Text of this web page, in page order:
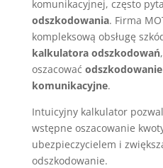
komunikacyjnej, często
odszkodowania. Firma
kompleksową obsługę
kalkulatora odszkodowań
oszacować odszkodowanie
komunikacyjne.
Intuicyjny kalkulator
wstępne oszacowanie
ubezpieczycielem i
odszkodowanie.